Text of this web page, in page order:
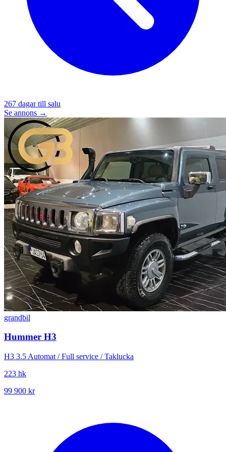
267 dagar till salu
Se annons →
grandbil
Hummer H3
H3 3.5 Automat / Full service / Taklucka
223 hk
99 900 kr